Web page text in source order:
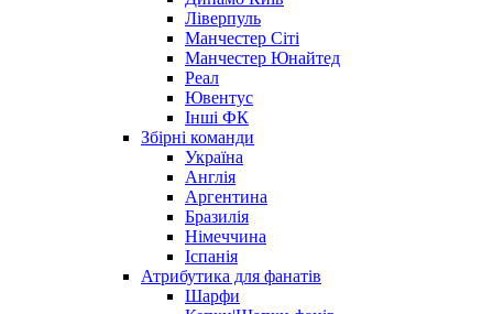
Ліверпуль
Манчестер Сіті
Манчестер Юнайтед
Реал
Ювентус
Інші ФК
Збірні команди
Україна
Англія
Аргентина
Бразилія
Німеччина
Іспанія
Атрибутика для фанатів
Шарфи